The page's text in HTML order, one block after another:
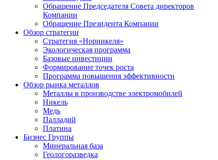
Обращение Председателя Совета директоров
Компании
Обращение Президента Компании
Обзор стратегии
Стратегия «Норникеля»
Экологическая программа
Базовые инвестиции
Формирование точек роста
Программа повышения эффективности
Обзор рынка металлов
Металлы в производстве электромобилей
Никель
Медь
Палладий
Платина
Бизнес Группы
Минеральная база
Геологоразведка